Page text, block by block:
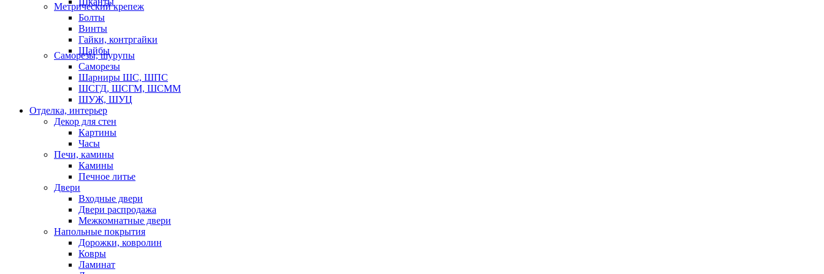
Метрический крепеж
Болты
Винты
Гайки, контргайки
Шайбы
Саморезы, шурупы
Саморезы
Шарниры ШС, ШПС
ШСГД, ШСГМ, ШСММ
ШУЖ, ШУЦ
Отделка, интерьер
Декор для стен
Картины
Часы
Печи, камины
Камины
Печное литье
Двери
Входные двери
Двери распродажа
Межкомнатные двери
Напольные покрытия
Дорожки, ковролин
Ковры
Ламинат